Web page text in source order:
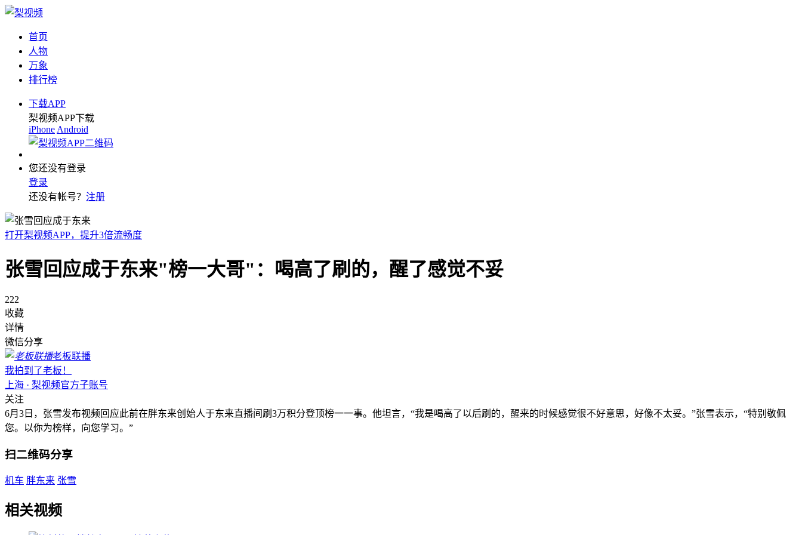
首页
人物
万象
排行榜
下载APP
梨视频APP下载
iPhone Android
您还没有登录
登录
还没有帐号？ 注册
打开梨视频APP，提升3倍流畅度
张雪回应成于东来"榜一大哥"：喝高了刷的，醒了感觉不妥
222
收藏
详情
微信分享
老板联播
我拍到了老板！
上海 · 梨视频官方子账号
关注
6月3日，张雪发布视频回应此前在胖东来创始人于东来直播间刷3万积分登顶榜一一事。他坦言，“我是喝高了以后刷的，醒来的时候感觉很不好意思，好像不太妥。”张雪表示，“特别敬佩
您。以你为榜样，向您学习。”
扫二维码分享
机车 胖东来 张雪
相关视频